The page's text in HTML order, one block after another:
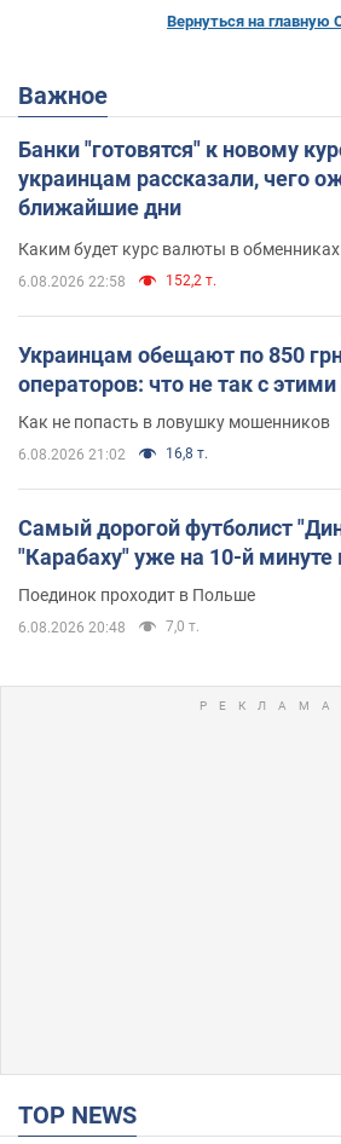
Вернуться на главную
Важное
Банки "готовятся" к новому
украинцам рассказали, чего
ближайшие дни
Каким будет курс валюты в обменниках
6.08.2026 22:58 152,2 т.
Украинцам обещают по 850
операторов: что не так с
Как не попасть в ловушку мошенников
6.08.2026 21:02 16,8 т.
Самый дорогой футболист
"Карабаху" уже на 10-й
Поединок проходит в Польше
6.08.2026 20:48 7,0 т.
TOP NEWS